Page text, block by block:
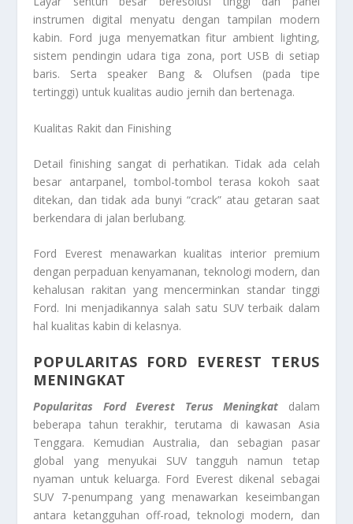
instrumen digital menyatu dengan tampilan modern
kabin. Ford juga menyematkan fitur ambient lighting,
sistem pendingin udara tiga zona, port USB di setiap
baris. Serta speaker Bang & Olufsen (pada tipe
tertinggi) untuk kualitas audio jernih dan bertenaga.
Kualitas Rakit dan Finishing
Detail finishing sangat di perhatikan. Tidak ada celah
besar antarpanel, tombol-tombol terasa kokoh saat
ditekan, dan tidak ada bunyi “crack” atau getaran saat
berkendara di jalan berlubang.
Ford Everest menawarkan kualitas interior premium
dengan perpaduan kenyamanan, teknologi modern, dan
kehalusan rakitan yang mencerminkan standar tinggi
Ford. Ini menjadikannya salah satu SUV terbaik dalam
hal kualitas kabin di kelasnya.
POPULARITAS FORD EVEREST TERUS
MENINGKAT
Popularitas Ford Everest Terus Meningkat dalam
beberapa tahun terakhir, terutama di kawasan Asia
Tenggara. Kemudian Australia, dan sebagian pasar
global yang menyukai SUV tangguh namun tetap
nyaman untuk keluarga. Ford Everest dikenal sebagai
SUV 7-penumpang yang menawarkan keseimbangan
antara ketangguhan off-road, teknologi modern, dan